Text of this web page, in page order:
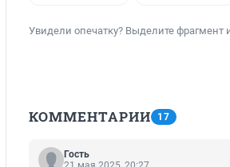
Увидели опечатку? Выделите фрагмент
КОММЕНТАРИИ 17
Гость